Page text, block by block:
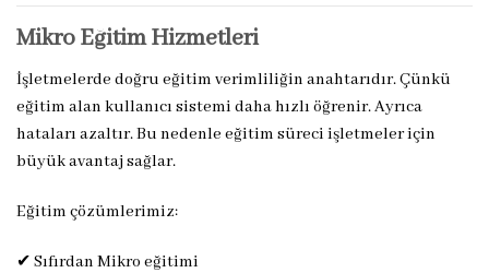
Mikro Eğitim Hizmetleri
İşletmelerde doğru eğitim verimliliğin anahtarıdır. Çünkü
eğitim alan kullanıcı sistemi daha hızlı öğrenir. Ayrıca
hataları azaltır. Bu nedenle eğitim süreci işletmeler için
büyük avantaj sağlar.
Eğitim çözümlerimiz:
✔ Sıfırdan Mikro eğitimi